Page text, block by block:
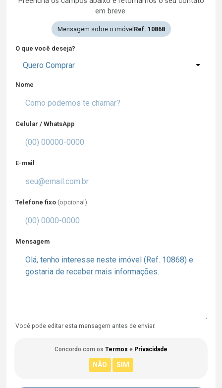
em breve.
Mensagem sobre o imóvel Ref. 10868
O que você deseja?
Quero Comprar
Nome
Celular / WhatsApp
E-mail
Telefone fixo (opcional)
Mensagem
Você pode editar esta mensagem antes de enviar.
Concordo com os Termos e Privacidade